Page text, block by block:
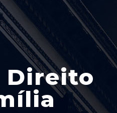
Direito